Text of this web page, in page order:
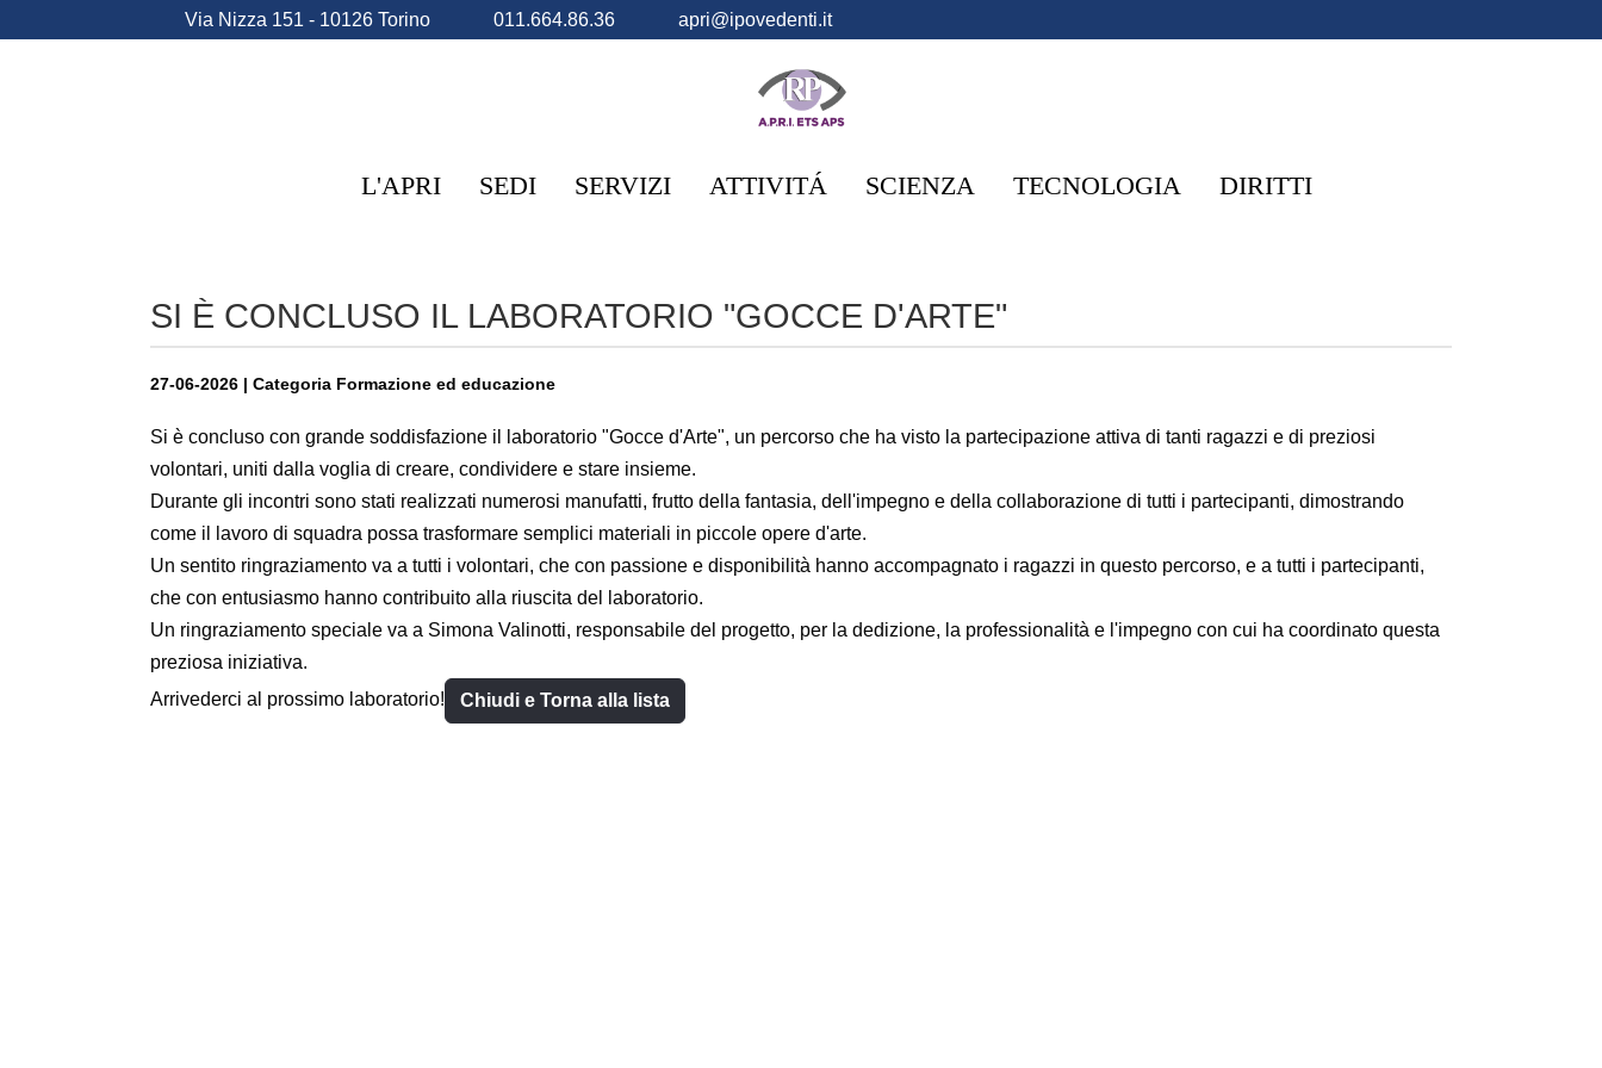
Via Nizza 151 - 10126 Torino 011.664.86.36 apri@ipovedenti.it
L'APRI SEDI SERVIZI ATTIVITÁ SCIENZA TECNOLOGIA DIRITTI
SI È CONCLUSO IL LABORATORIO "GOCCE D'ARTE"
27-06-2026 | Categoria Formazione ed educazione
Si è concluso con grande soddisfazione il laboratorio "Gocce d'Arte", un percorso che ha visto la partecipazione attiva di tanti ragazzi e di preziosi
volontari, uniti dalla voglia di creare, condividere e stare insieme.
Durante gli incontri sono stati realizzati numerosi manufatti, frutto della fantasia, dell'impegno e della collaborazione di tutti i partecipanti, dimostrando
come il lavoro di squadra possa trasformare semplici materiali in piccole opere d'arte.
Un sentito ringraziamento va a tutti i volontari, che con passione e disponibilità hanno accompagnato i ragazzi in questo percorso, e a tutti i partecipanti,
che con entusiasmo hanno contribuito alla riuscita del laboratorio.
Un ringraziamento speciale va a Simona Valinotti, responsabile del progetto, per la dedizione, la professionalità e l'impegno con cui ha coordinato questa
preziosa iniziativa.
Arrivederci al prossimo laboratorio!
Chiudi e Torna alla lista